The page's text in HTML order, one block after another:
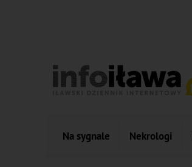
Na sygnale Nekrologi